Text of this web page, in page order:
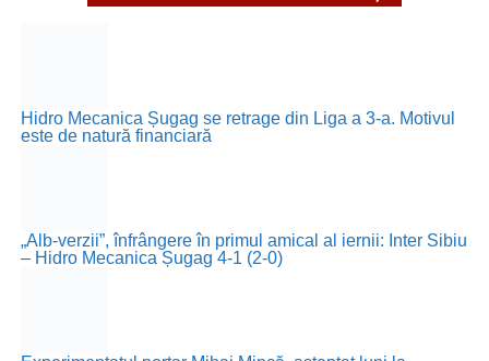
Hidro Mecanica Șugag se retrage din Liga a 3-a. Motivul
este de natură financiară
„Alb-verzii”, înfrângere în primul amical al iernii: Inter Sibiu
– Hidro Mecanica Șugag 4-1 (2-0)